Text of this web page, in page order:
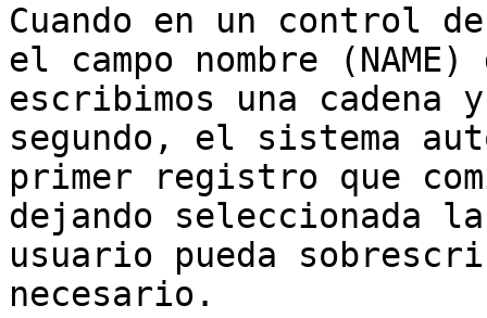
Cuando en un control
el campo nombre
escribimos una cadena
segundo, el sistema
primer registro que
dejando seleccionada
usuario pueda